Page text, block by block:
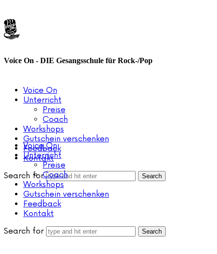
Voice
Voice On - DIE Gesangsschule für Rock-/Pop
Voice On
Unterricht
Preise
Coach
Workshops
Gutschein verschenken
Feedback
Kontakt
Search for
Voice On
Unterricht
Preise
Coach
Workshops
Gutschein verschenken
Feedback
Kontakt
Search for